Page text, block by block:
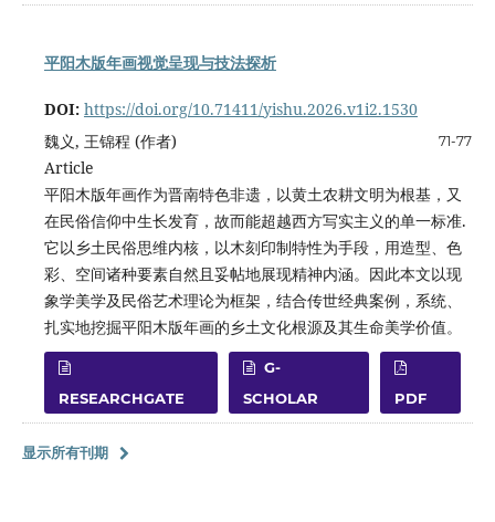
平阳木版年画视觉呈现与技法探析
DOI: https://doi.org/10.71411/yishu.2026.v1i2.1530
71-77
魏义, 王锦程 (作者)
Article
平阳木版年画作为晋南特色非遗，以黄土农耕文明为根基，又
在民俗信仰中生长发育，故而能超越西方写实主义的单一标准.
它以乡土民俗思维内核，以木刻印制特性为手段，用造型、色
彩、空间诸种要素自然且妥帖地展现精神内涵。因此本文以现
象学美学及民俗艺术理论为框架，结合传世经典案例，系统、
扎实地挖掘平阳木版年画的乡土文化根源及其生命美学价值。
RESEARCHGATE
G-
SCHOLAR
PDF
显示所有刊期